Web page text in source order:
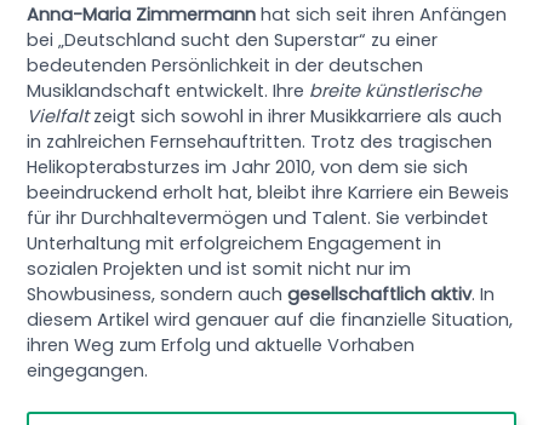
U
Anna-Maria Zimmermann hat sich seit ihren Anfängen
bei „Deutschland sucht den Superstar“ zu einer
bedeutenden Persönlichkeit in der deutschen
Musiklandschaft entwickelt. Ihre breite künstlerische
Vielfaltzeigt sich sowohl in ihrer Musikkarriere als auch
in zahlreichen Fernsehauftritten. Trotz des tragischen
Helikopterabsturzes im Jahr 2010, von dem sie sich
beeindruckend erholt hat, bleibt ihre Karriere ein Beweis
für ihr Durchhaltevermögen und Talent. Sie verbindet
Unterhaltung mit erfolgreichem Engagement in
sozialen Projekten und ist somit nicht nur im
Showbusiness, sondern auchgesellschaftlich aktiv. In
diesem Artikel wird genauer auf die finanzielle Situation,
ihren Weg zum Erfolg und aktuelle Vorhaben
eingegangen.